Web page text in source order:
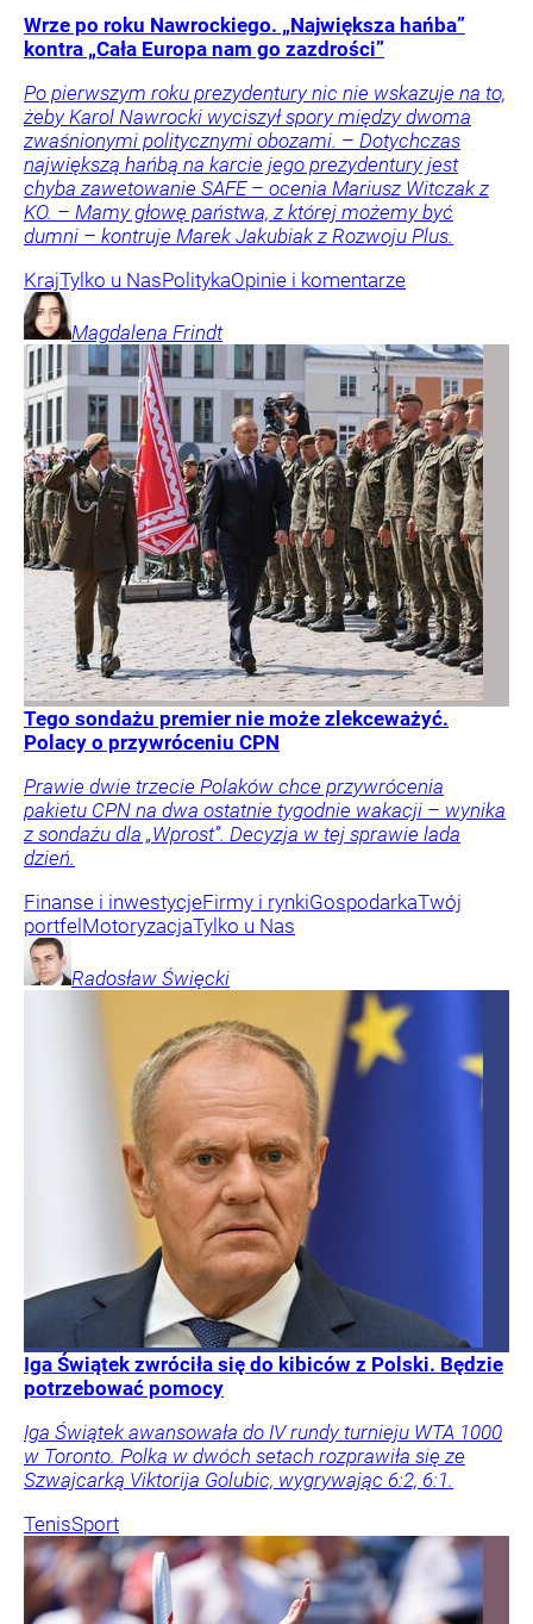
Wrze po roku Nawrockiego. „Największa hańba”
kontra „Cała Europa nam go zazdrości”
Po pierwszym roku prezydentury nic nie wskazuje na to,
żeby Karol Nawrocki wyciszył spory między dwoma
zwaśnionymi politycznymi obozami. – Dotychczas
największą hańbą na karcie jego prezydentury jest
chyba zawetowanie SAFE – ocenia Mariusz Witczak z
KO. – Mamy głowę państwa, z której możemy być
dumni – kontruje Marek Jakubiak z Rozwoju Plus.
KrajTylko u NasPolitykaOpinie i komentarze
Magdalena Frindt
Tego sondażu premier nie może zlekceważyć.
Polacy o przywróceniu CPN
Prawie dwie trzecie Polaków chce przywrócenia
pakietu CPN na dwa ostatnie tygodnie wakacji – wynika
z sondażu dla „Wprost”. Decyzja w tej sprawie lada
dzień.
Finanse i inwestycjeFirmy i rynkiGospodarkaTwój
portfel MotoryzacjaTylko u Nas
Radosław Święcki
Iga Świątek zwróciła się do kibiców z Polski. Będzie
potrzebować pomocy
Iga Świątek awansowała do IV rundy turnieju WTA 1000
w Toronto. Polka w dwóch setach rozprawiła się ze
Szwajcarką Viktorija Golubic, wygrywając 6:2, 6:1.
TenisSport